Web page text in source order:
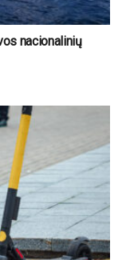
nacionalinių